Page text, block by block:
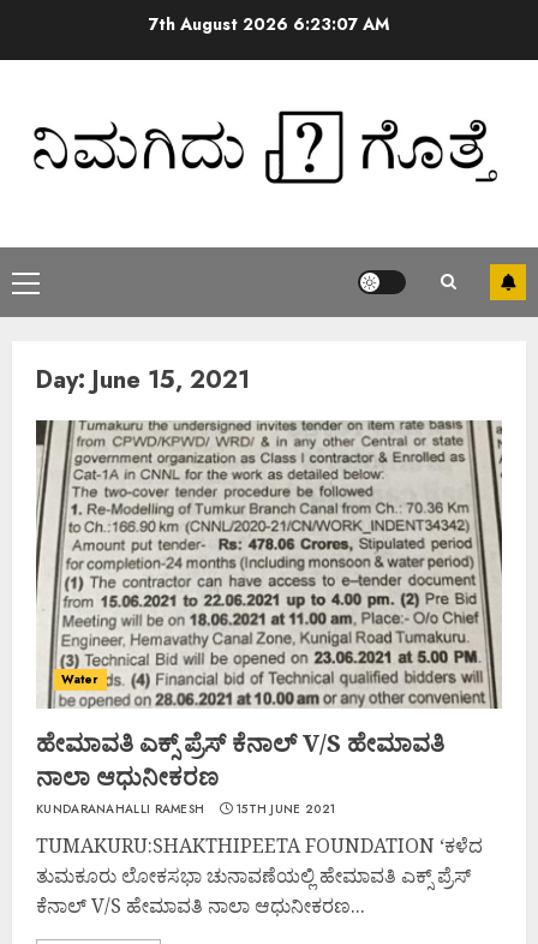
7th August 2026 6:23:07 AM
Day: June 15, 2021
Water
ಹೇಮಾವತಿ ಎಕ್ಸ್ ಪ್ರೆಸ್ ಕೆನಾಲ್ V/S ಹೇಮಾವತಿ
ನಾಲಾ ಆಧುನೀಕರಣ
KUNDARANAHALLI RAMESH 15TH JUNE 2021
TUMAKURU:SHAKTHIPEETA FOUNDATION ‘ಕಳೆದ
ತುಮಕೂರು ಲೋಕಸಭಾ ಚುನಾವಣೆಯಲ್ಲಿ ಹೇಮಾವತಿ ಎಕ್ಸ್ ಪ್ರೆಸ್
ಕೆನಾಲ್ V/S ಹೇಮಾವತಿ ನಾಲಾ ಆಧುನೀಕರಣ...